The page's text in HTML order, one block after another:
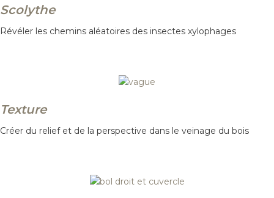
Scolythe
Révéler les chemins aléatoires des insectes xylophages
Texture
Créer du relief et de la perspective dans le veinage du bois